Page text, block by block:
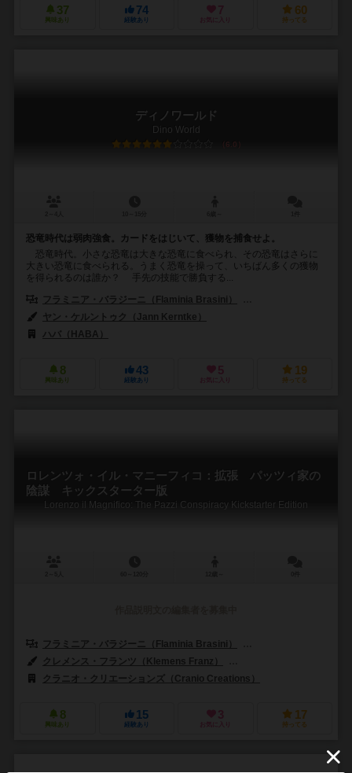
37
興味あり
74
経験あり
7
お気に入り
60
持ってる
ディノワールド
Dino World
6.0
恐竜時代は弱肉強食。カードをはじいて、獲物を捕食せよ。
恐竜時代。小さな恐竜は大きな恐竜に食べられ、その恐竜はさらに
大きい恐竜に食べられる。うまく恐竜を操って、いちばん多くの獲物
を得られるのは誰か？ 手先の技能で勝負する...
フラミニア・バラジーニ（Flaminia Brasini）
ヤン・ケルントゥク（Jann Kerntke）
ハバ（HABA）
8
興味あり
43
経験あり
5
お気に入り
19
持ってる
ロレンツォ・イル・マニーフィコ：拡張 パッツィ家の
陰謀 キックスターター版
Lorenzo il Magnifico: The Pazzi Conspiracy Kickstarter Edition
フラミニア・バラジーニ（Flaminia Brasini）
クレメンス・フランツ（Klemens Franz）
クラニオ・クリエーションズ（Cranio Creations）
8
興味あり
15
経験あり
3
お気に入り
17
持ってる